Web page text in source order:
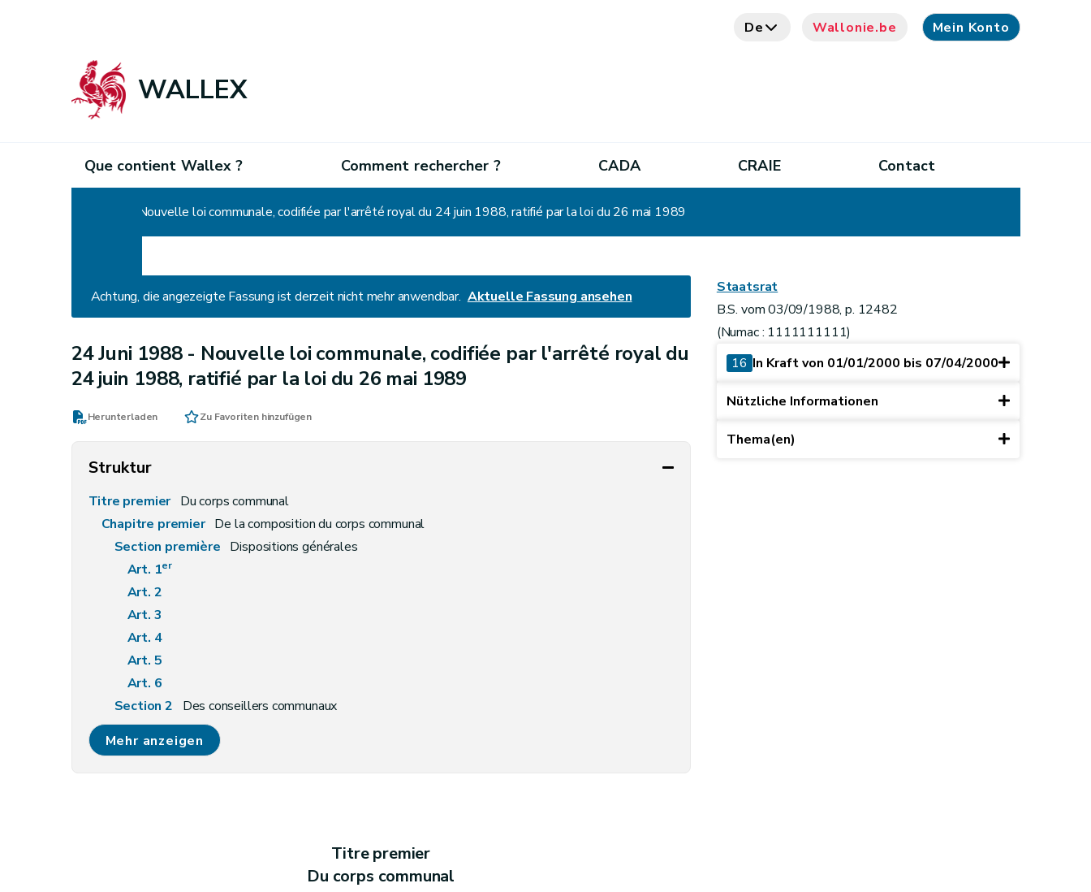
De Wallonie.be Mein Konto
WALLEX
Que contient Wallex ? Comment rechercher ? CADA CRAIE Contact
Nouvelle loi communale, codifiée par l'arrêté royal du 24 juin 1988, ratifié par la loi du 26 mai 1989
Achtung, die angezeigte Fassung ist derzeit nicht mehr anwendbar. Aktuelle Fassung ansehen
24 Juni 1988 - Nouvelle loi communale, codifiée par l'arrêté royal du
24 juin 1988, ratifié par la loi du 26 mai 1989
Herunterladen Zu Favoriten hinzufügen
Struktur
Titre premier Du corps communal
Chapitre premier De la composition du corps communal
Section première Dispositions générales
Art. 1er
Art. 2
Art. 3
Art. 4
Art. 5
Art. 6
Section 2
Des conseillers communaux
Art. 7
Art. 8
Mehr anzeigen
Titre premier
Du corps communal
Staatsrat
B.S. vom 03/09/1988, p. 12482
(Numac : 1111111111)
16 In Kraft von 01/01/2000 bis 07/04/2000
Nützliche Informationen
Thema(en)